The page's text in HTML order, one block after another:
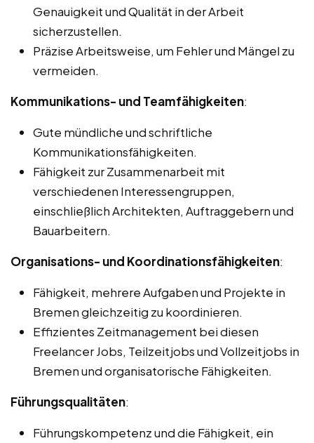
Genauigkeit und Qualität in der Arbeit
sicherzustellen.
Präzise Arbeitsweise, um Fehler und Mängel zu
vermeiden.
Kommunikations- und Teamfähigkeiten:
Gute mündliche und schriftliche
Kommunikationsfähigkeiten.
Fähigkeit zur Zusammenarbeit mit
verschiedenen Interessengruppen,
einschließlich Architekten, Auftraggebern und
Bauarbeitern.
Organisations- und Koordinationsfähigkeiten:
Fähigkeit, mehrere Aufgaben und Projekte in
Bremen gleichzeitig zu koordinieren.
Effizientes Zeitmanagement bei diesen
Freelancer Jobs, Teilzeitjobs und Vollzeitjobs in
Bremen und organisatorische Fähigkeiten.
Führungsqualitäten:
Führungskompetenz und die Fähigkeit, ein